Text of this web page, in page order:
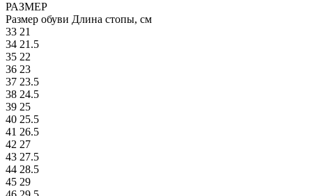
РАЗМЕР
Размер обуви Длина стопы, см
33 21
34 21.5
35 22
36 23
37 23.5
38 24.5
39 25
40 25.5
41 26.5
42 27
43 27.5
44 28.5
45 29